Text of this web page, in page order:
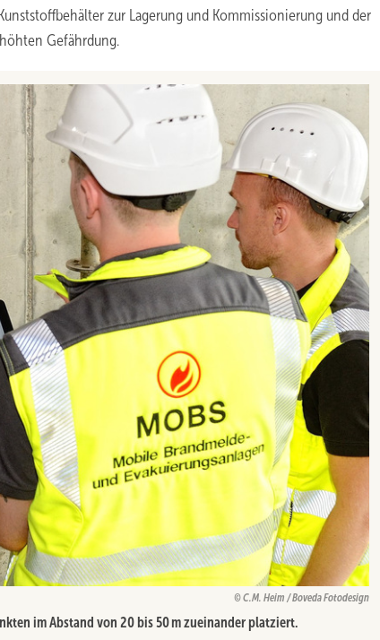
zur Lagerung und Kommissionierung und der
Gefährdung.
C.M. Heim / Boveda Fotodesign
im Abstand von 20 bis 50 m zueinander platziert.